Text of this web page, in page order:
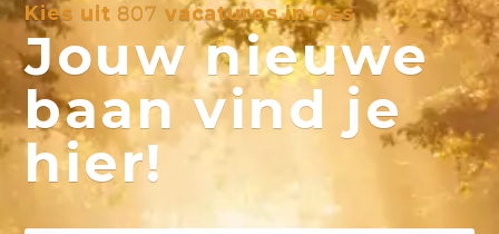
Kies uit 807 vacatures in Oss
Jouw nieuwe
baan vind je
hier!